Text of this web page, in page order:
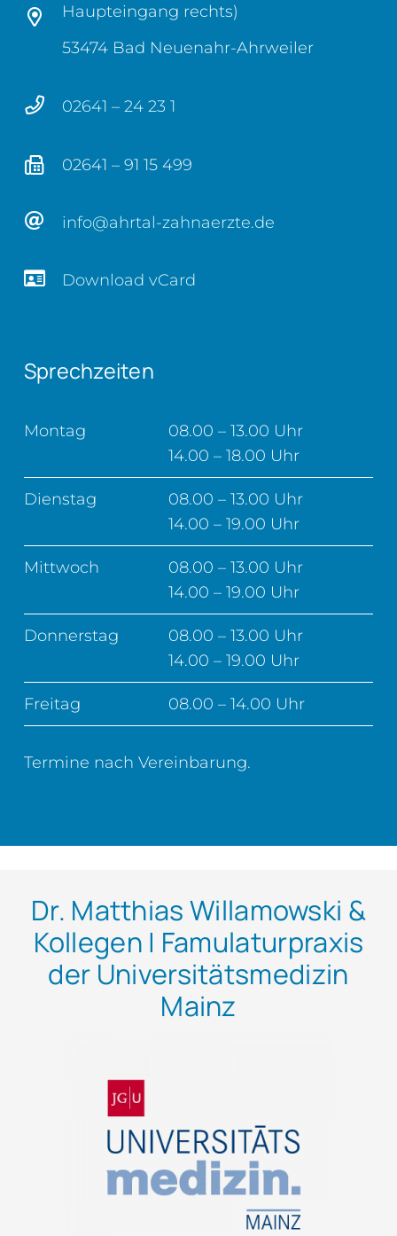
Haupteingang rechts)
53474 Bad Neuenahr-Ahrweiler
02641 – 24 23 1
02641 – 91 15 499
info@ahrtal-zahnaerzte.de
Download vCard
Sprechzeiten
Montag
08.00 – 13.00 Uhr
14.00 – 18.00 Uhr
Dienstag
08.00 – 13.00 Uhr
14.00 – 19.00 Uhr
Mittwoch
08.00 – 13.00 Uhr
14.00 – 19.00 Uhr
Donnerstag
08.00 – 13.00 Uhr
14.00 – 19.00 Uhr
Freitag 08.00 – 14.00 Uhr
Termine nach Vereinbarung.
Dr. Matthias Willamowski &
Kollegen | Famulaturpraxis
der Universitätsmedizin
Mainz